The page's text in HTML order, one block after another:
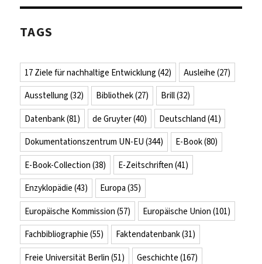
TAGS
17 Ziele für nachhaltige Entwicklung (42) Ausleihe (27)
Ausstellung (32) Bibliothek(27) Brill(32)
Datenbank(81) de Gruyter(40) Deutschland (41)
Dokumentationszentrum UN-EU (344) E-Book(80)
E-Book-Collection (38) E-Zeitschriften (41)
Enzyklopädie (43) Europa (35)
Europäische Kommission (57) Europäische Union (101)
Fachbibliographie (55) Faktendatenbank(31)
Freie Universität Berlin (51) Geschichte (167)